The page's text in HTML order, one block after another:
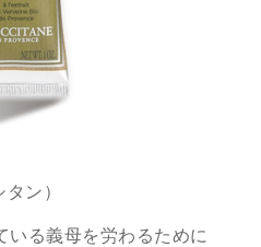
ン）
いる義母を労わるために